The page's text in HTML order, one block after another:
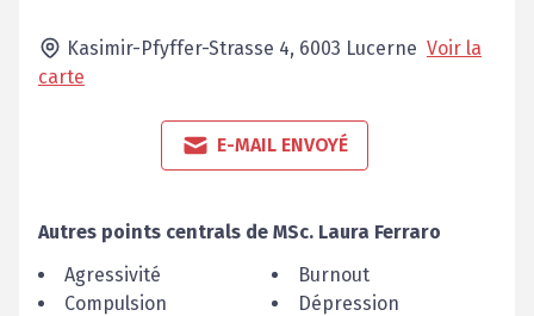
Kasimir-Pfyffer-Strasse 4, 6003 Lucerne Voir la
carte
E-MAIL ENVOYÉ
Autres points centrals de MSc. Laura Ferraro
Agressivité
Burnout
Compulsion
Dépression